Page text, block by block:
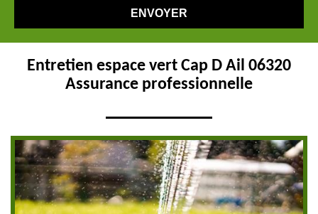
Entretien espace vert Cap D Ail 06320
Assurance professionnelle